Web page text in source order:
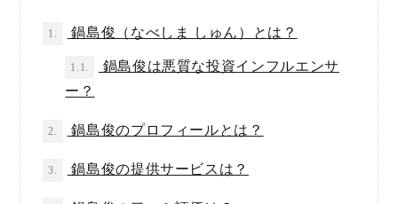
1. 鍋島俊（なべしま しゅん）とは？
1.1.
鍋島俊は悪質な投資インフルエンサ
ー？
2. 鍋島俊のプロフィールとは？
3. 鍋島俊の提供サービスは？